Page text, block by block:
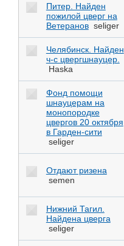
Питер. Найден
пожилой цверг на
Ветеранов seliger
Челябинск. Найден
ч-с цвергшнауцер.
Haska
Фонд помощи
шнауцерам на
монопородке
цвергов 20 октября
в Гарден-сити
seliger
Отдают ризена
semen
Нижний Тагил.
Найдена цверга
seliger